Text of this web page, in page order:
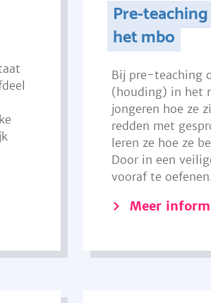
Pre-
het mbo
Bij pre-teaching
(houding) in het
jongeren hoe ze
redden met
leren ze hoe ze
Door in een
vooraf te
Meer